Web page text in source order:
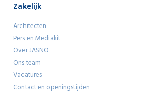
Zakelijk
Architecten
Pers en Mediakit
Over JASNO
Ons team
Vacatures
Contact en openingstijden